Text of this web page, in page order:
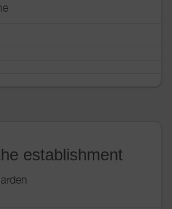
establishment